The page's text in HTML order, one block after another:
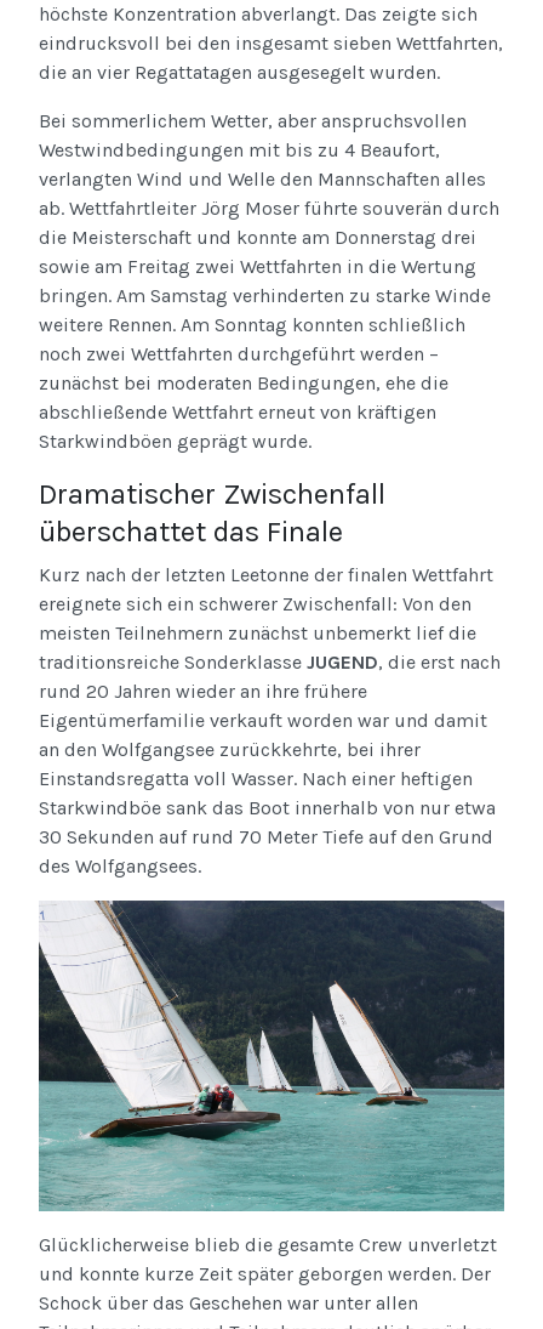
höchste Konzentration abverlangt. Das zeigte sich
eindrucksvoll bei den insgesamt sieben Wettfahrten,
die an vier Regattatagen ausgesegelt wurden.
Bei sommerlichem Wetter, aber anspruchsvollen
Westwindbedingungen mit bis zu 4 Beaufort,
verlangten Wind und Welle den Mannschaften alles
ab. Wettfahrtleiter Jörg Moser führte souverän durch
die Meisterschaft und konnte am Donnerstag drei
sowie am Freitag zwei Wettfahrten in die Wertung
bringen. Am Samstag verhinderten zu starke Winde
weitere Rennen. Am Sonntag konnten schließlich
noch zwei Wettfahrten durchgeführt werden –
zunächst bei moderaten Bedingungen, ehe die
abschließende Wettfahrt erneut von kräftigen
Starkwindböen geprägt wurde.
Dramatischer Zwischenfall
überschattet das Finale
Kurz nach der letzten Leetonne der finalen Wettfahrt
ereignete sich ein schwerer Zwischenfall: Von den
meisten Teilnehmern zunächst unbemerkt lief die
traditionsreiche Sonderklasse JUGEND, die erst nach
rund 20 Jahren wieder an ihre frühere
Eigentümerfamilie verkauft worden war und damit
an den Wolfgangsee zurückkehrte, bei ihrer
Einstandsregatta voll Wasser. Nach einer heftigen
Starkwindböe sank das Boot innerhalb von nur etwa
30 Sekunden auf rund 70 Meter Tiefe auf den Grund
des Wolfgangsees.
Glücklicherweise blieb die gesamte Crew unverletzt
und konnte kurze Zeit später geborgen werden. Der
Schock über das Geschehen war unter allen